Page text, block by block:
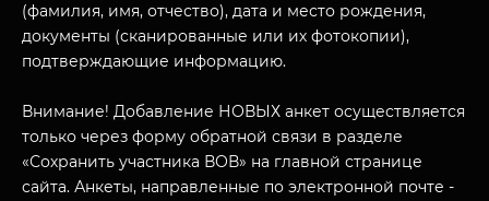
(фамилия, имя, отчество), дата и место рождения,
документы (сканированные или их фотокопии),
подтверждающие информацию.
Внимание! Добавление НОВЫХ анкет осуществляется
только через форму обратной связи в разделе
«Сохранить участника ВОВ» на главной странице
сайта. Анкеты, направленные по электронной почте -